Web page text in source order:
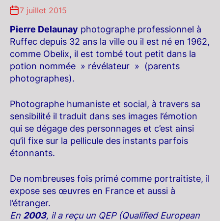
7 juillet 2015
Pierre Delaunay photographe professionnel à
Ruffec depuis 32 ans la ville ou il est né en 1962,
comme Obelix, il est tombé tout petit dans la
potion nommée » révélateur » (parents
photographes).
Photographe humaniste et social, à travers sa
sensibilité il traduit dans ses images l’émotion
qui se dégage des personnages et c’est ainsi
qu’il fixe sur la pellicule des instants parfois
étonnants.
De nombreuses fois primé comme portraitiste, il
expose ses œuvres en France et aussi à
l’étranger.
En 2003, il a reçu un QEP (Qualified European